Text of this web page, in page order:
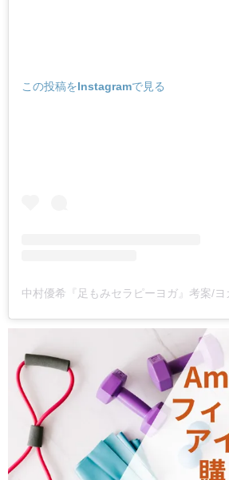
この投稿をInstagramで見る